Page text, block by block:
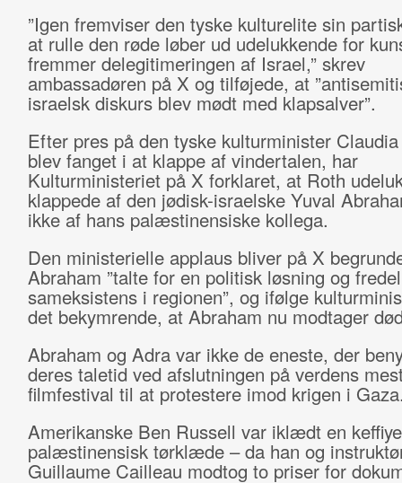
”Igen fremviser den tyske kulturelite sin
at rulle den røde løber ud udelukkende for
fremmer delegitimeringen af Israel,” skrev
ambassadøren på X og tilføjede, at
israelsk diskurs blev mødt med klapsalver”.
Efter pres på den tyske kulturminister
blev fanget i at klappe af vindertalen, har
Kulturministeriet på X forklaret, at Roth
klappede af den jødisk-israelske Yuval
ikke af hans palæstinensiske kollega.
Den ministerielle applaus bliver på X
Abraham ”talte for en politisk løsning og
sameksistens i regionen”, og ifølge
det bekymrende, at Abraham nu modtager
Abraham og Adra var ikke de eneste, der
deres taletid ved afslutningen på verdens
filmfestival til at protestere imod krigen i
Amerikanske Ben Russell var iklædt en
palæstinensisk tørklæde – da han og
Guillaume Cailleau modtog to priser for